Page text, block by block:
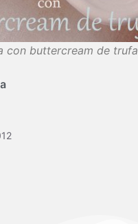
con buttercream de trufa